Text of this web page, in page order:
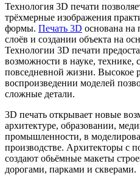
Технология 3D печати
трёхмерные изображения
формы. Печать 3D основана на
слоёв и создании объекта на
Технологии 3D печати
возможности в науке, технике,
повседневной жизни. Высокое
воспроизведении моделей
сложные детали.
3D печать открывает новые
архитектуре, образовании,
промышленности, в
производстве. Архитекторы с
создают обьёмные макеты
дорогами, парками и скверами.